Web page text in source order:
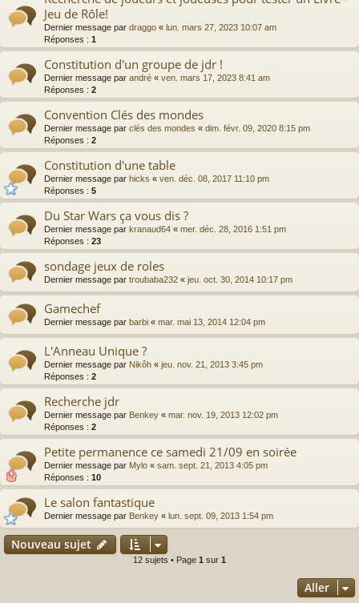
Jeu de Rôle!
Dernier message par draggo « lun. mars 27, 2023 10:07 am
Réponses : 1
Constitution d'un groupe de jdr !
Dernier message par andré « ven. mars 17, 2023 8:41 am
Réponses : 2
Convention Clés des mondes
Dernier message par clés des mondes « dim. févr. 09, 2020 8:15 pm
Réponses : 2
Constitution d'une table
Dernier message par hicks « ven. déc. 08, 2017 11:10 pm
Réponses : 5
Du Star Wars ça vous dis ?
Dernier message par kranaud64 « mer. déc. 28, 2016 1:51 pm
Réponses : 23
sondage jeux de roles
Dernier message par troubaba232 « jeu. oct. 30, 2014 10:17 pm
Gamechef
Dernier message par barbi « mar. mai 13, 2014 12:04 pm
L'Anneau Unique ?
Dernier message par Nikôh « jeu. nov. 21, 2013 3:45 pm
Réponses : 2
Recherche jdr
Dernier message par Benkey « mar. nov. 19, 2013 12:02 pm
Réponses : 2
Petite permanence ce samedi 21/09 en soirée
Dernier message par Mylo « sam. sept. 21, 2013 4:05 pm
Réponses : 10
Le salon fantastique
Dernier message par Benkey « lun. sept. 09, 2013 1:54 pm
Nouveau sujet
12 sujets • Page 1 sur 1
Aller